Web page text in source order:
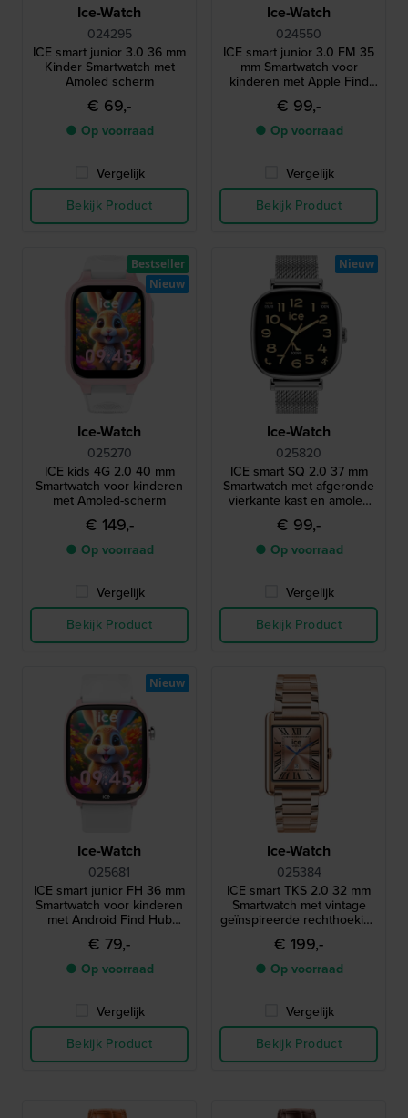
Ice-Watch
024295
ICE smart junior 3.0 36 mm
Kinder Smartwatch met
Amoled scherm
€ 69,-
● Op voorraad
Vergelijk
Bekijk Product
Ice-Watch
024550
ICE smart junior 3.0 FM 35
mm Smartwatch voor
kinderen met Apple Find
My geolocatie-functionaliteit
€ 99,-
● Op voorraad
Vergelijk
Bekijk Product
Ice-Watch
025270
ICE kids 4G 2.0 40 mm
Smartwatch voor kinderen
met Amoled-scherm
€ 149,-
● Op voorraad
Vergelijk
Bekijk Product
Bestseller
Nieuw
Ice-Watch
025820
ICE smart SQ 2.0 37 mm
Smartwatch met afgeronde
vierkante kast en amoled
touchscreen
€ 99,-
● Op voorraad
Vergelijk
Bekijk Product
Nieuw
Ice-Watch
025681
ICE smart junior FH 36 mm
Smartwatch voor kinderen
met Android Find Hub
geolocatie functionaliteit
€ 79,-
● Op voorraad
Vergelijk
Bekijk Product
Nieuw
Ice-Watch
025384
ICE smart TKS 2.0 32 mm
Smartwatch met vintage
geïnspireerde rechthoekige
kast en 1,41" Amoled
touchscreen
€ 199,-
● Op voorraad
Vergelijk
Bekijk Product